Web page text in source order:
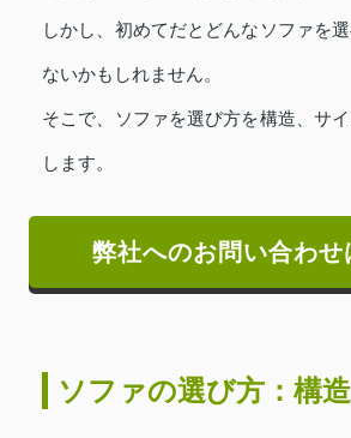
しかし、初めてだとどんなソファを
ないかもしれません。
そこで、ソファを選び方を構造、サ
します。
弊社へのお問い合わせ
ソファの選び方：構造